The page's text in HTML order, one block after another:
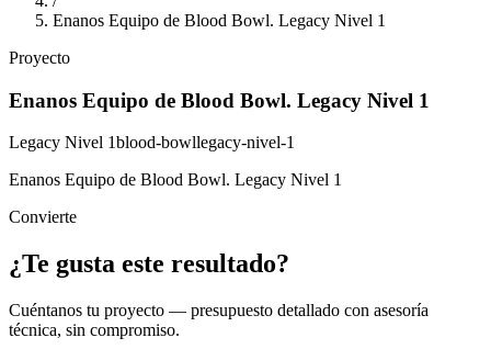
Enanos Equipo de Blood Bowl. Legacy Nivel 1
Proyecto
Enanos Equipo de Blood Bowl. Legacy Nivel 1
Legacy Nivel 1blood-bowllegacy-nivel-1
Enanos Equipo de Blood Bowl. Legacy Nivel 1
Convierte
¿Te gusta este resultado?
Cuéntanos tu proyecto — presupuesto detallado con asesoría
técnica, sin compromiso.